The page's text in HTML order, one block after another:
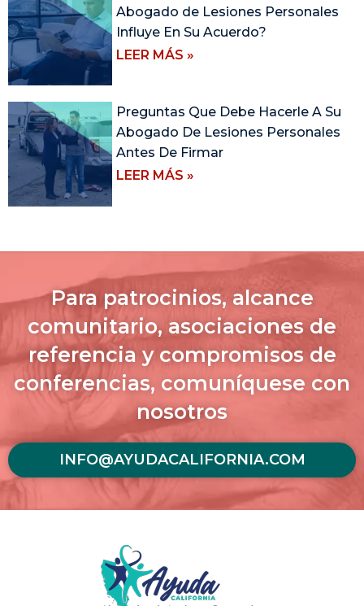
Abogado de Lesiones Personales
Influye En Su Acuerdo?
LEER MÁS »
Preguntas Que Debe Hacerle A Su
Abogado De Lesiones Personales
Antes De Firmar
LEER MÁS »
Para patrocinios, alcance
comunitario, asociaciones de
referencia y compromisos de
conferencias, comuníquese con
nosotros
INFO@AYUDACALIFORNIA.COM